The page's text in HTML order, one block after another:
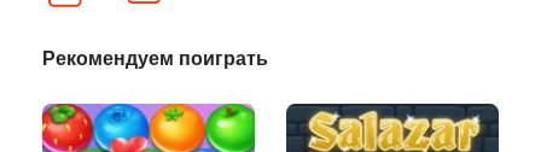
Рекомендуем поиграть